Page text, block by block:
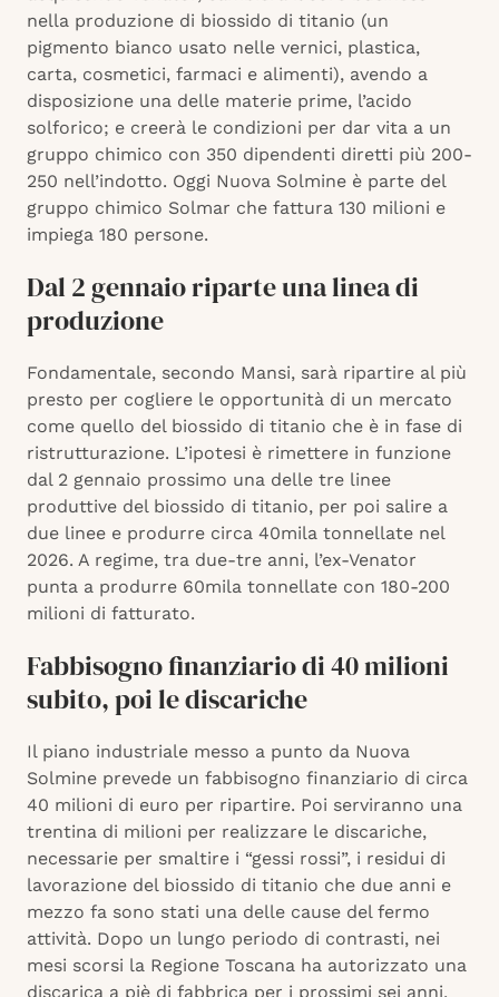
nella produzione di biossido di titanio (un
pigmento bianco usato nelle vernici, plastica,
carta, cosmetici, farmaci e alimenti), avendo a
disposizione una delle materie prime, l’acido
solforico; e creerà le condizioni per dar vita a un
gruppo chimico con 350 dipendenti diretti più 200-
250 nell’indotto. Oggi Nuova Solmine è parte del
gruppo chimico Solmar che fattura 130 milioni e
impiega 180 persone.
Dal 2 gennaio riparte una linea di
produzione
Fondamentale, secondo Mansi, sarà ripartire al più
presto per cogliere le opportunità di un mercato
come quello del biossido di titanio che è in fase di
ristrutturazione. L’ipotesi è rimettere in funzione
dal 2 gennaio prossimo una delle tre linee
produttive del biossido di titanio, per poi salire a
due linee e produrre circa 40mila tonnellate nel
2026. A regime, tra due-tre anni, l’ex-Venator
punta a produrre 60mila tonnellate con 180-200
milioni di fatturato.
Fabbisogno finanziario di 40 milioni
subito, poi le discariche
Il piano industriale messo a punto da Nuova
Solmine prevede un fabbisogno finanziario di circa
40 milioni di euro per ripartire. Poi serviranno una
trentina di milioni per realizzare le discariche,
necessarie per smaltire i “gessi rossi”, i residui di
lavorazione del biossido di titanio che due anni e
mezzo fa sono stati una delle cause del fermo
attività. Dopo un lungo periodo di contrasti, nei
mesi scorsi la Regione Toscana ha autorizzato una
discarica a piè di fabbrica per i prossimi sei anni,